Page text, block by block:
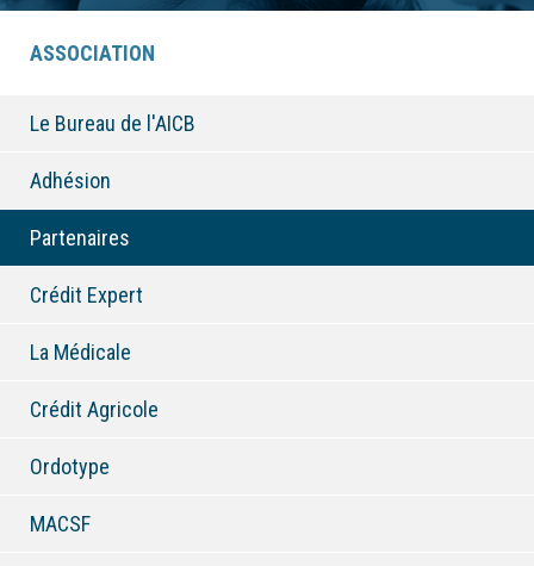
ASSOCIATION
Le Bureau de l'AICB
Adhésion
Partenaires
Crédit Expert
La Médicale
Crédit Agricole
Ordotype
MACSF